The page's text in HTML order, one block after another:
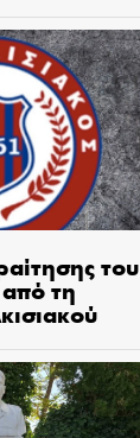
του
τη